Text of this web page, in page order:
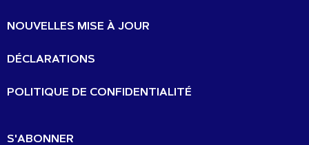
NOUVELLES MISE À JOUR
DÉCLARATIONS
POLITIQUE DE CONFIDENTIALITÉ
S'ABONNER